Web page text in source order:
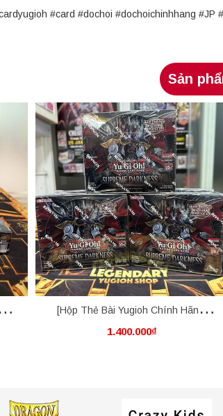
#card #dochoi #dochoichinhhang
Sản
[Hộp Thẻ Bài Yugioh Chính Hãng]
Booster Box - Pack Yugioh Supreme
1.400.000₫